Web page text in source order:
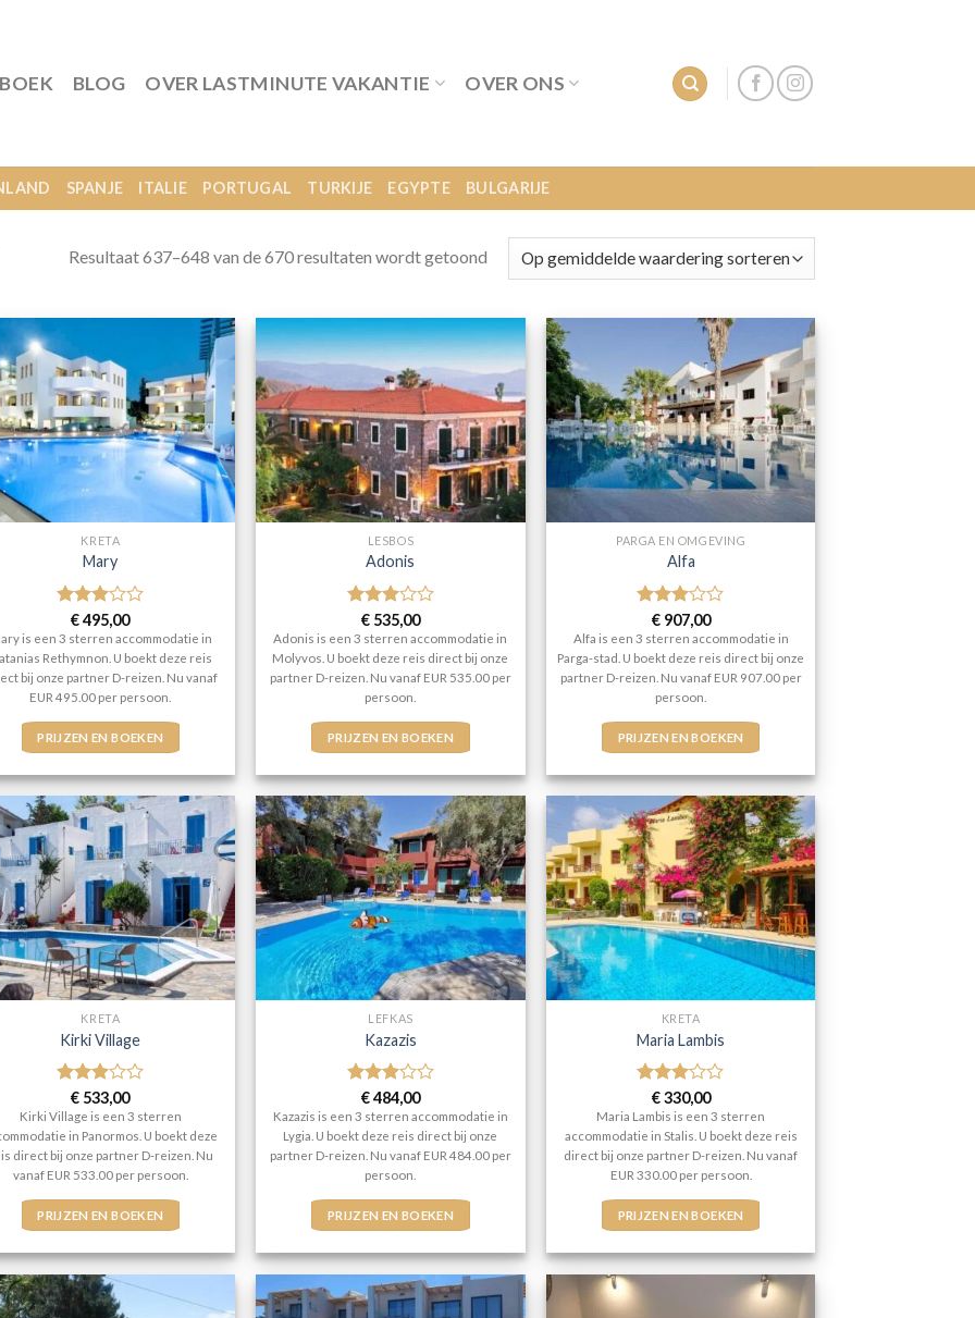
BLOG OVER LASTMINUTE VAKANTIE OVER ONS
SPANJE ITALIE PORTUGAL TURKIJE EGYPTE BULGARIJE
Resultaat 637–648 van de 670 resultaten wordt getoond
KRETA
Mary
Gewaardeerd
3uit 5
€495,00
is een 3 sterren accommodatie in
Rethymnon. U boekt deze reis
bij onze partner D-reizen. Nu vanaf
EUR 495.00 per persoon.
PRIJZEN EN BOEKEN
LESBOS
Adonis
Gewaardeerd
3uit 5
€535,00
Adonis is een 3 sterren accommodatie in
Molyvos. U boekt deze reis direct bij onze
partner D-reizen. Nu vanaf EUR 535.00 per
persoon.
PRIJZEN EN BOEKEN
PARGA EN OMGEVING
Alfa
Gewaardeerd
3 uit 5
€907,00
Alfa is een 3 sterren accommodatie in
Parga-stad. U boekt deze reis direct bij onze
partner D-reizen. Nu vanaf EUR 907.00 per
persoon.
PRIJZEN EN BOEKEN
KRETA
Kirki Village
Gewaardeerd
3uit 5
€ 533,00
Kirki Village is een 3 sterren
in Panormos. U boekt deze
direct bij onze partner D-reizen. Nu
vanaf EUR 533.00 per persoon.
PRIJZEN EN BOEKEN
LEFKAS
Kazazis
Gewaardeerd
3uit 5
€484,00
Kazazis is een 3 sterren accommodatie in
Lygia. U boekt deze reis direct bij onze
partner D-reizen. Nu vanaf EUR 484.00 per
persoon.
PRIJZEN EN BOEKEN
KRETA
Maria Lambis
Gewaardeerd
3uit 5
€330,00
Maria Lambis is een 3 sterren
accommodatie in Stalis. U boekt deze reis
direct bij onze partner D-reizen. Nu vanaf
EUR 330.00 per persoon.
PRIJZEN EN BOEKEN